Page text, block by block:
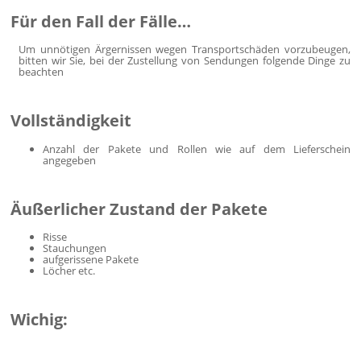
Für den Fall der Fälle…
Um unnötigen Ärgernissen wegen Transportschäden vorzubeugen,
bitten wir Sie, bei der Zustellung von Sendungen folgende Dinge zu
beachten
Vollständigkeit
Anzahl der Pakete und Rollen wie auf dem Lieferschein
angegeben
Äußerlicher Zustand der Pakete
Risse
Stauchungen
aufgerissene Pakete
Löcher etc.
Wichig: